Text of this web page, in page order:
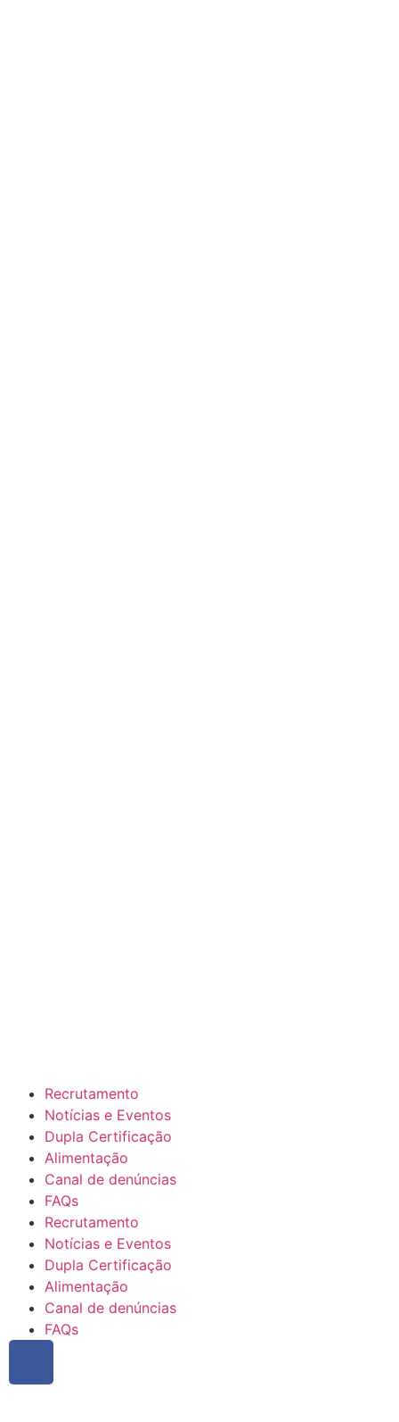
Recrutamento
Notícias e Eventos
Dupla Certificação
Alimentação
Canal de denúncias
FAQs
Recrutamento
Notícias e Eventos
Dupla Certificação
Alimentação
Canal de denúncias
FAQs